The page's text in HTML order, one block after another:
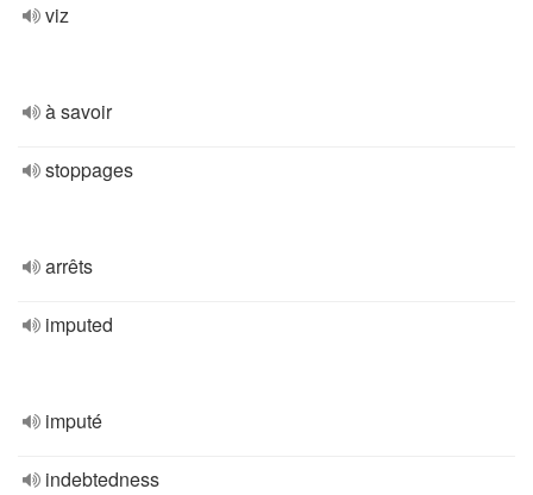
viz
à savoir
stoppages
arrêts
imputed
imputé
indebtedness